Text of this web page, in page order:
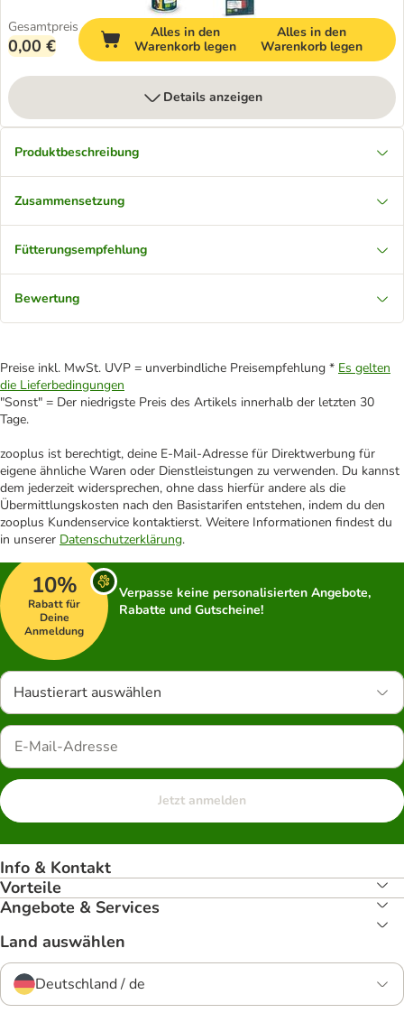
Gesamtpreis
0,00 €
Alles in den
Warenkorb legen
Alles in den
Warenkorb legen
Details anzeigen
Produktbeschreibung
Zusammensetzung
Fütterungsempfehlung
Bewertung
Preise inkl. MwSt. UVP = unverbindliche Preisempfehlung * Es gelten
die Lieferbedingungen
"Sonst" = Der niedrigste Preis des Artikels innerhalb der letzten 30
Tage.
zooplus ist berechtigt, deine E-Mail-Adresse für Direktwerbung für
eigene ähnliche Waren oder Dienstleistungen zu verwenden. Du kannst
dem jederzeit widersprechen, ohne dass hierfür andere als die
Übermittlungskosten nach den Basistarifen entstehen, indem du den
zooplus Kundenservice kontaktierst. Weitere Informationen findest du
in unserer Datenschutzerklärung.
10%
Rabatt für
Deine
Anmeldung
Verpasse keine personalisierten Angebote,
Rabatte und Gutscheine!
Haustierart auswählen
Jetzt anmelden
Info & Kontakt
Vorteile
Angebote & Services
Land auswählen
Deutschland / de